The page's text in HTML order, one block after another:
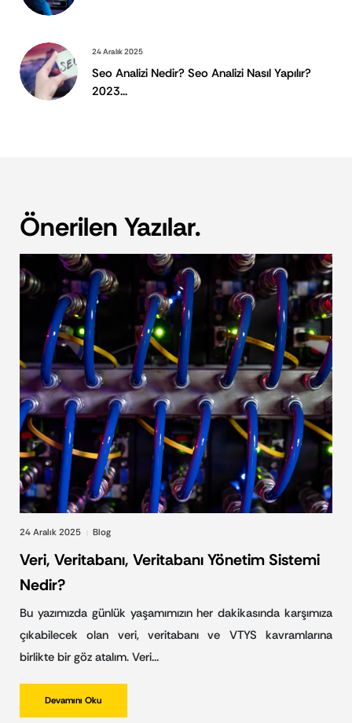
24 Aralık 2025
Seo Analizi Nedir? Seo Analizi Nasıl Yapılır?
2023...
Önerilen Yazılar.
24 Aralık 2025 Blog
Veri, Veritabanı, Veritabanı Yönetim Sistemi
Nedir?
Bu yazımızda günlük yaşamımızın her dakikasında karşımıza
çıkabilecek olan veri, veritabanı ve VTYS kavramlarına
birlikte bir göz atalım. Veri…
Devamını Oku